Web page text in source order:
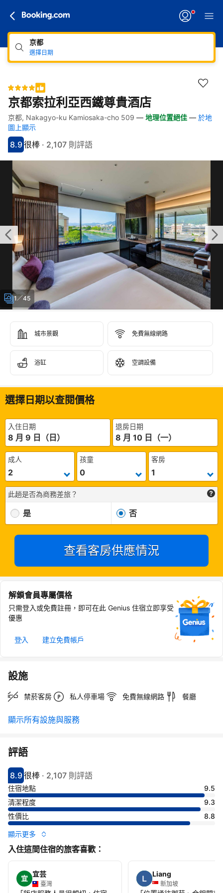
京都
選擇日期
京都索拉利亞西鐵尊貴酒店
快速連結
跳至住宿介紹
跳至熱門設施
跳至客房類型
跳至訂房政策
京都, Nakagyo-ku Kamiosaka-cho 509 — 地理位置絕佳 — 於地
圖上顯示
分數8.9分
8.9
評比很棒
很棒 · 2,107 則評語
1／45
城市景觀 免費無線網路
浴缸 空調設備
選擇日期以查閱價格
入住日期
8 月 9 日（日）
退房日期
8 月 10 日（一）
成人 孩童 客房
此趟是否為商務差旅？
是 否
查看客房供應情況
解鎖會員專屬價格
只需登入或免費註冊，即可在此 Genius 住宿立即享受
優惠
登入 建立免費帳戶
設施
禁菸客房 私人停車場 免費無線網路 餐廳
顯示所有設施與服務
評語
分數8.9分
8.9
評比很棒
很棒 · 2,107 則評語
住宿地點
9.5
清潔程度
9.3
性價比
8.8
顯示更多
入住這間住宿的旅客喜歡：
宜
宜芸
臺灣
Liang
新加坡